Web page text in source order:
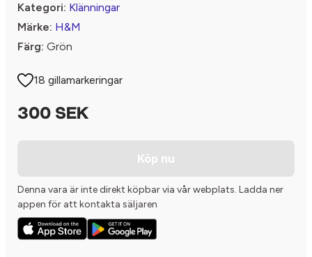
Kategori: Klänningar
Märke: H&M
Färg: Grön
18 gillamarkeringar
300 SEK
Köp nu
Denna vara är inte direkt köpbar via vår webplats. Ladda ner
appen för att kontakta säljaren